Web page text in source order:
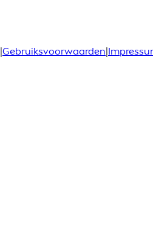
|Gebruiksvoorwaarden|